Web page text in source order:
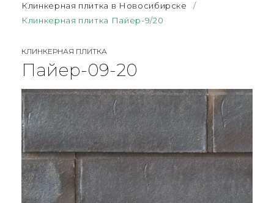
Клинкерная плитка в Новосибирске
/
Клинкерная плитка Пайер-9/20
КЛИНКЕРНАЯ ПЛИТКА
Пайер-09-20